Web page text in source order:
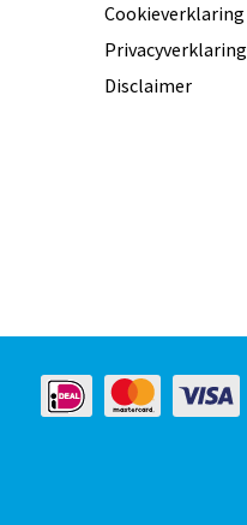
Cookieverklaring
Privacyverklaring
Disclaimer